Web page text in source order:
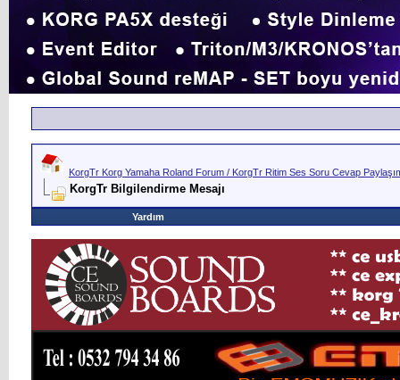
KorgTr Korg Yamaha Roland Forum / KorgTr Ritim Ses Soru Cevap
KorgTr Bilgilendirme Mesajı
Yardım